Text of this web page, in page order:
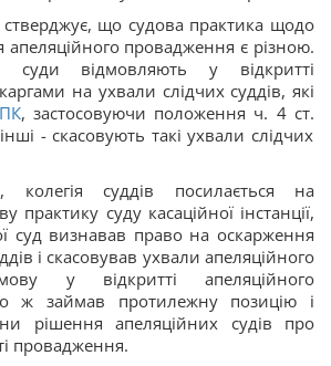
стверджує, що судова практика щодо
апеляційного провадження є різною.
суди відмовляють у відкритті
на ухвали слідчих суддів, які
, застосовуючи положення ч. 4 ст.
- скасовують такі ухвали слідчих
суддів посилається на
практику суду касаційної інстанції,
суд визнавав право на оскарження
і скасовував ухвали апеляційного
у відкритті апеляційного
ж займав протилежну позицію і
рішення апеляційних судів про
провадження.